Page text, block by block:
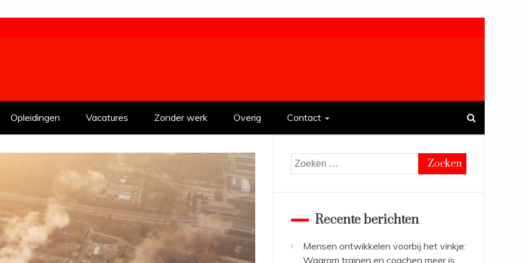
Opleidingen Vacatures Zonder werk Overig Contact
Zoeken
naar:
Recente berichten
Mensen ontwikkelen voorbij het vinkje:
Waarom trainen en coachen meer is